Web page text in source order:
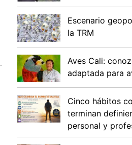
Escenario
la TRM
Aves Cali:
adaptada para
Cinco hábitos
terminan
personal y